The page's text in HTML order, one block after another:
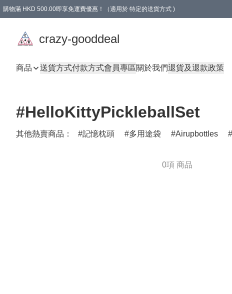
購物滿 HKD 500.00即享免運費優惠！（適用於 特定的送貨方式 )
crazy-gooddeal
商品 送貨方式付款方式會員專區關於我們退貨及退款政策
#HelloKittyPickleballSet
其他熱賣商品： 記憶枕頭 多用途袋 Airupbottles
0項 商品